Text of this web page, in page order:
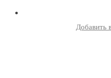
Добавить